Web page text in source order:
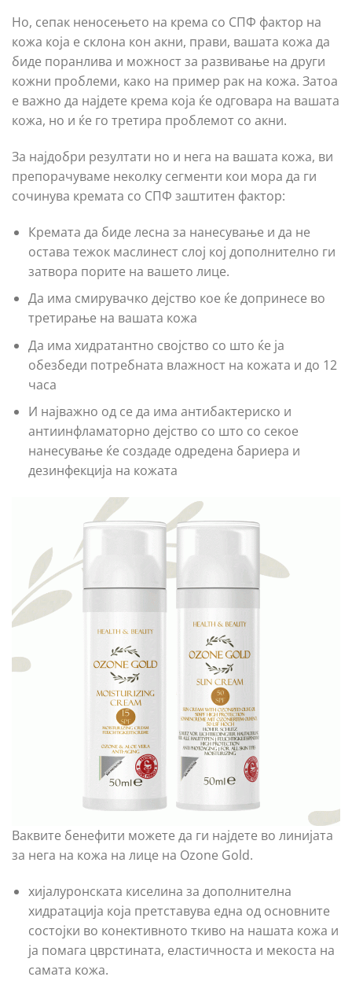
Но, сепак неносењето на крема со СПФ фактор на
кожа која е склона кон акни, прави, вашата кожа да
биде поранлива и можност за развивање на други
кожни проблеми, како на пример рак на кожа. Затоа
е важно да најдете крема која ќе одговара на вашата
кожа, но и ќе го третира проблемот со акни.
За најдобри резултати но и нега на вашата кожа, ви
препорачуваме неколку сегменти кои мора да ги
сочинува кремата со СПФ заштитен фактор:
Кремата да биде лесна за нанесување и да не
остава тежок маслинест слој кој дополнително ги
затвора порите на вашето лице.
Да има смирувачко дејство кое ќе допринесе во
третирање на вашата кожа
Да има хидратантно својство со што ќе ја
обезбеди потребната влажност на кожата и до 12
часа
И најважно од се да има антибактериско и
антиинфламаторно дејство со што со секое
нанесување ќе создаде одредена бариера и
дезинфекција на кожата
Ваквите бенефити можете да ги најдете во линијата
за нега на кожа на лице на Ozone Gold.
хијалуронската киселина за дополнителна
хидратација која претставува една од основните
состојки во конективното ткиво на нашата кожа и
ја помага цврстината, еластичноста и мекоста на
самата кожа.